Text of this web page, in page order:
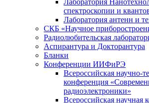
Лаборатория
спектроскопии и
Лаборатория антенн и
СКБ «Научное
Радиолюбительская
Аспирантура и Докторантура
Бланки
Конференции ИИФиРЭ
Всероссийская научно-
конференция
радиоэлектроники»
Всероссийская научная